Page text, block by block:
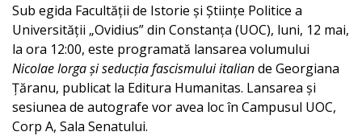
Sub egida Facultății de Istorie și Științe Politice a
Universității „Ovidius” din Constanța (UOC), luni, 12 mai,
la ora 12:00, este programată lansarea volumului
Nicolae Iorga și seducția fascismului italiande Georgiana
Țăranu, publicat la Editura Humanitas. Lansarea și
sesiunea de autografe vor avea loc în Campusul UOC,
Corp A, Sala Senatului.